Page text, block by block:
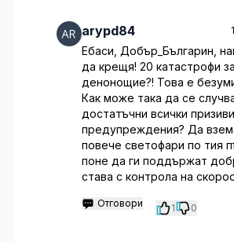
arypd84
Ебаси, Добър_Българин,
да крещя! 20 катастрофи за
денонощие?! Това е
Как може така да се
достатъчни всички
предупреждения? Да
повече светофари по тия
поне да ги поддържат
става с контрола на
Отговори 1 0